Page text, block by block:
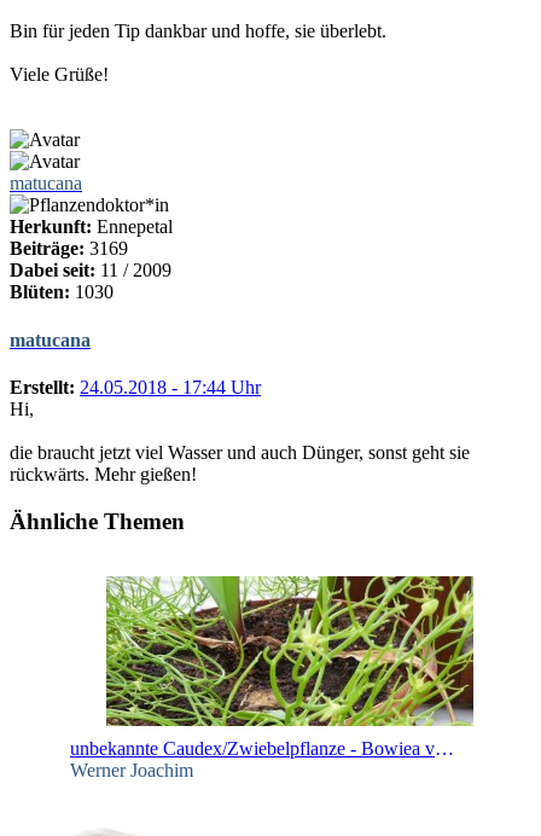
Bin für jeden Tip dankbar und hoffe, sie überlebt.
Viele Grüße!
matucana
Herkunft: Ennepetal
Beiträge: 3169
Dabei seit: 11 / 2009
Blüten: 1030
matucana
Erstellt: 24.05.2018 - 17:44 Uhr
Hi,
die braucht jetzt viel Wasser und auch Dünger, sonst geht sie
rückwärts. Mehr gießen!
Ähnliche Themen
unbekannte Caudex/Zwiebelpflanze - Bowiea volubilis - Kletterzwiebel
Werner Joachim